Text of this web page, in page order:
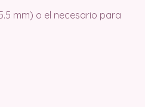
mm) o el necesario para